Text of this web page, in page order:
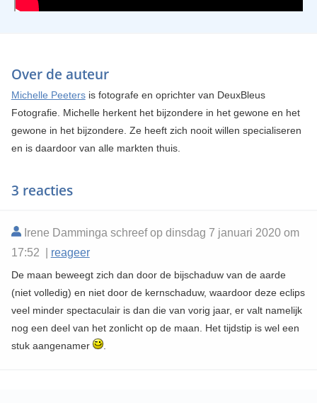
Over de auteur
Michelle Peetersis fotografe en oprichter van DeuxBleus
Fotografie. Michelle herkent het bijzondere in het gewone en het
gewone in het bijzondere. Ze heeft zich nooit willen specialiseren
en is daardoor van alle markten thuis.
3 reacties
Irene Damminga schreef op dinsdag 7 januari 2020 om
17:52 | reageer
De maan beweegt zich dan door de bijschaduw van de aarde
(niet volledig) en niet door de kernschaduw, waardoor deze eclips
veel minder spectaculair is dan die van vorig jaar, er valt namelijk
nog een deel van het zonlicht op de maan. Het tijdstip is wel een
stuk aangenamer
.